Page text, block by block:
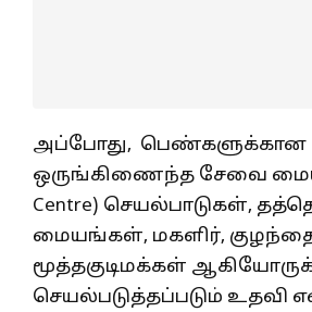
அப்போது, பெண்களுக்கான
ஒருங்கிணைந்த சேவை மைய
Centre) செயல்பாடுகள்,
மையங்கள், மகளிர்,
மூத்தகுடிமக்கள்
செயல்படுத்தப்படும் உதவி